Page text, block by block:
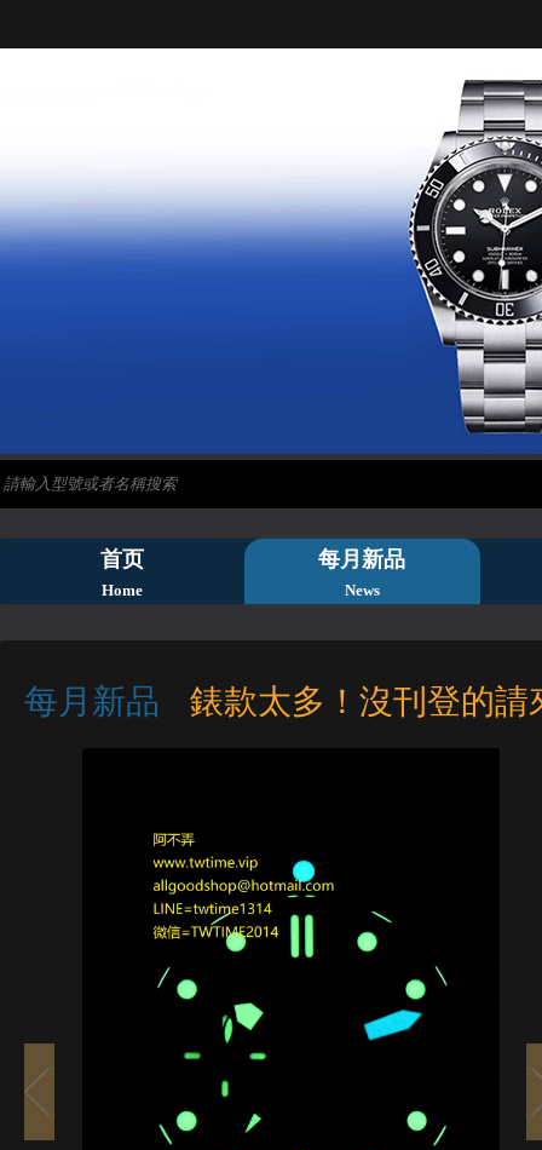
首页
Home
每月新品
News
每月新品 錶款太多！沒刊登的請